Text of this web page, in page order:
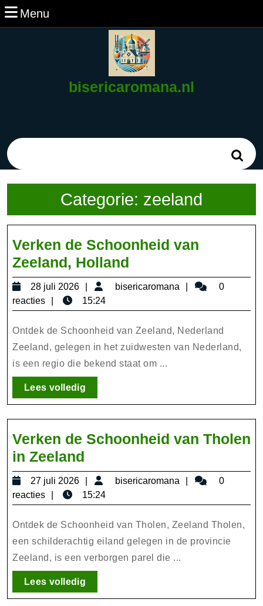
Ga
naar
Menu
bisericaromana.nl
Categorie: zeeland
Verken de Schoonheid van
Zeeland, Holland
de
Schoonheid
van
Zeeland,
Holland
28 juli 2026
28
juli
2026
bisericaromana bisericaromana
0
reacties
15:24
Ontdek de Schoonheid van Zeeland, Nederland
Zeeland, gelegen in het zuidwesten van Nederland,
is een regio die bekend staat om ...
Lees volledigLees
volledig
Verken de Schoonheid van Tholen
in Zeeland
de
Schoonheid
van
Tholen
in
Zeeland
27 juli 2026
27
juli
2026
bisericaromana bisericaromana
0
reacties
15:24
Ontdek de Schoonheid van Tholen, Zeeland Tholen,
een schilderachtig eiland gelegen in de provincie
Zeeland, is een verborgen parel die ...
Lees volledigLees
volledig